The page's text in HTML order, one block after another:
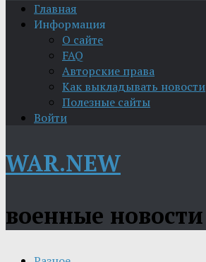
Главная
Информация
О сайте
FAQ
Авторские права
Как выкладывать новости
Полезные сайты
Войти
WAR.NEW
военные новости